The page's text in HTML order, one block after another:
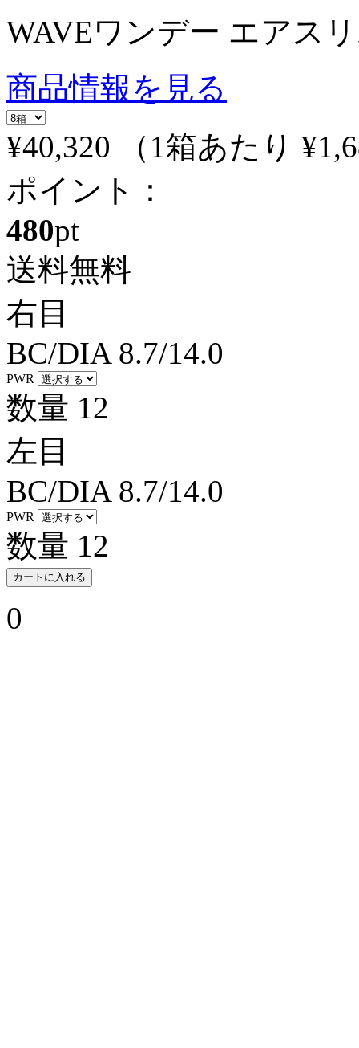
WAVEワンデー エアス
商品情報を見る
¥40,320
（1箱あたり
ポイント：
480pt
送料無料
右目
BC/DIA 8.7/14.0
PWR
数量 12
左目
BC/DIA 8.7/14.0
PWR
数量 12
カートに入れる
0